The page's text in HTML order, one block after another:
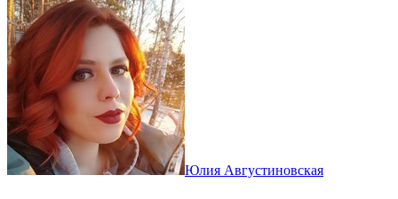
Юлия Августиновская